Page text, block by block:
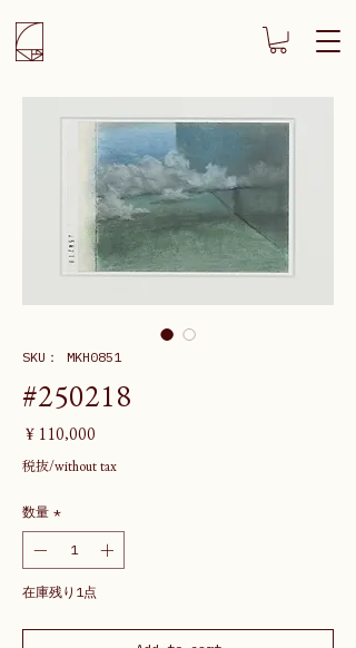
SKU： MKH0851
#250218
￥110,000
税抜/without tax
数量 *
在庫残り1点